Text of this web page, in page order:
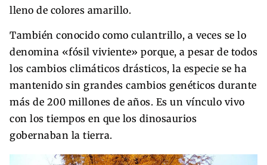
lleno de colores amarillo.
También conocido como culantrillo, a veces se lo
denomina «fósil viviente» porque, a pesar de todos
los cambios climáticos drásticos, la especie se ha
mantenido sin grandes cambios genéticos durante
más de 200 millones de años. Es un vínculo vivo
con los tiempos en que los dinosaurios
gobernaban la tierra.